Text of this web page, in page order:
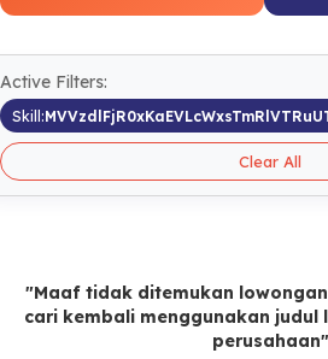
Active Filters:
Skill:
Clear All
"Maaf tidak ditemukan
cari kembali menggunakan judul
perusahaan"